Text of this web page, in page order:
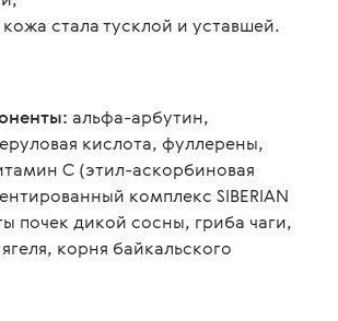
стала тусклой и уставшей.
альфа-арбутин,
кислота, фуллерены,
С (этил-аскорбиновая
комплекс SIBERIAN
почек дикой сосны, гриба чаги,
корня байкальского